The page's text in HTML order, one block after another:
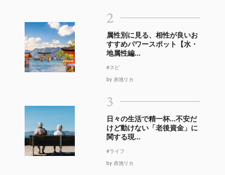
2
属性別に見る、相性が良いお
すすめパワースポット【水・
地属性編...
#スピ
by 赤池リカ
3
日々の生活で精一杯…不安だ
けど動けない「老後資金」に
関する現...
#ライフ
by 赤池リカ